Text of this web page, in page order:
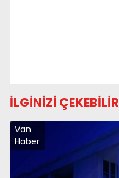
İLGİNİZİ ÇEKEBİLİR
Van
Haber